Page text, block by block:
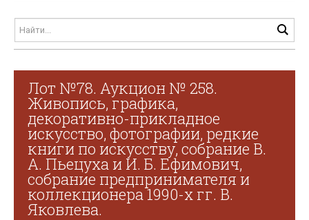
Лот №78. Аукцион № 258.
Живопись, графика,
декоративно-прикладное
искусство, фотографии, редкие
книги по искусству, собрание В.
А. Пьецуха и И. Б. Ефимович,
собрание предпринимателя и
коллекционера 1990-х гг. В.
Яковлева.